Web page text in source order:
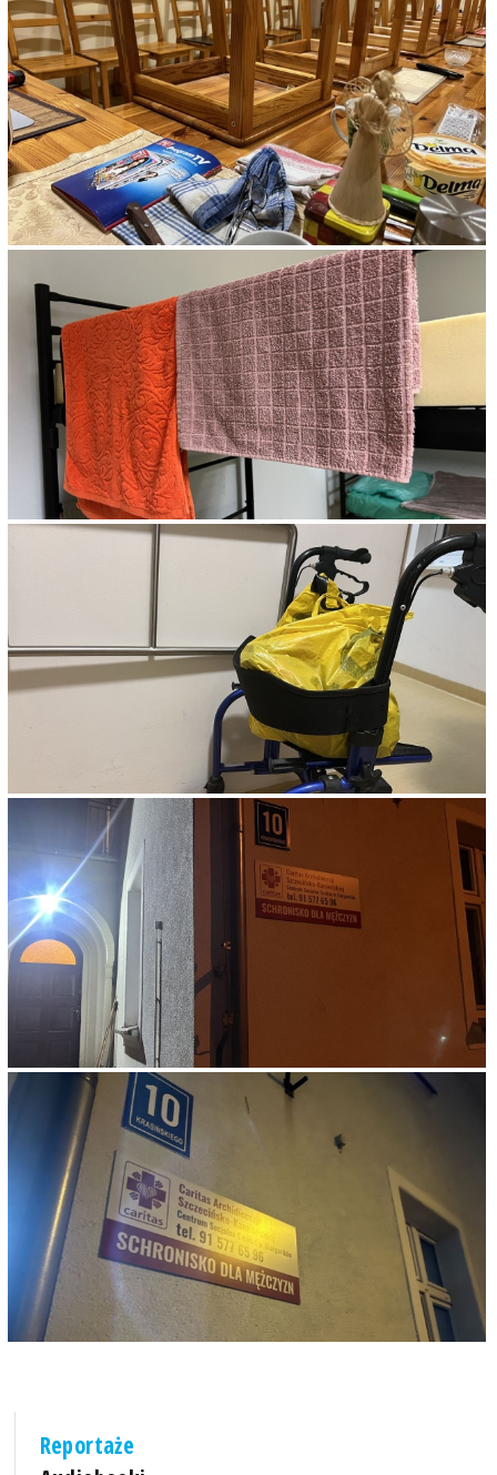
Reportaże